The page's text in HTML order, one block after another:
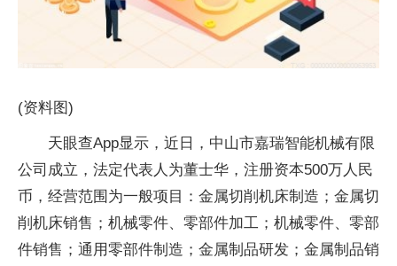
(资料图)
天眼查App显示，近日，中山市嘉瑞智能机械有限
公司成立，法定代表人为董士华，注册资本500万人民
币，经营范围为一般项目：金属切削机床制造；金属切
削机床销售；机械零件、零部件加工；机械零件、零部
件销售；通用零部件制造；金属制品研发；金属制品销